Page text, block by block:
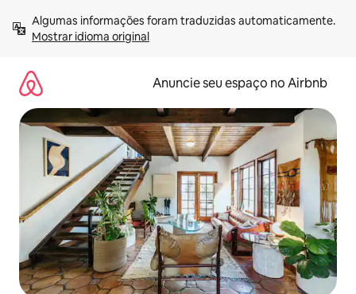
para
Mostrar idioma original
Anuncie seu espaço no Airbnb